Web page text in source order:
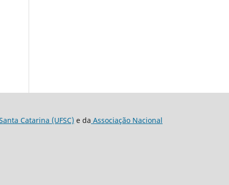
Catarina (UFSC) e da Associação Nacional